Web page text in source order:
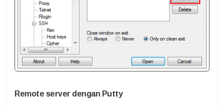
Remote server dengan Putty